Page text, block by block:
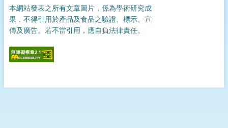
本網站發表之所有文章圖片，係為學術研究成
果，不得引用於產品及食品之驗證、標示、宣
傳及廣告。若不當引用，應自負法律責任。